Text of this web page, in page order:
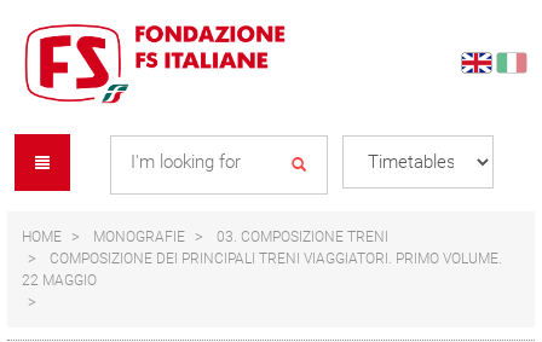
content
navigation
menu
HOME MONOGRAFIE
03. COMPOSIZIONE TRENI
COMPOSIZIONE DEI PRINCIPALI TRENI VIAGGIATORI. PRIMO VOLUME.
22 MAGGIO